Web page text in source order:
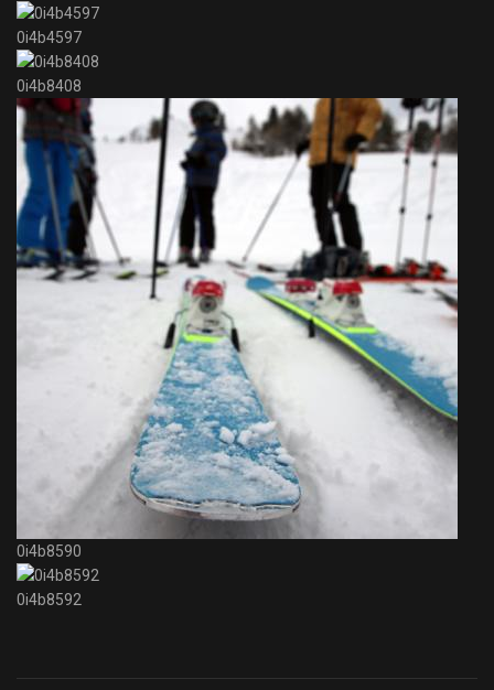
0i4b4597
0i4b8408
0i4b8590
0i4b8592